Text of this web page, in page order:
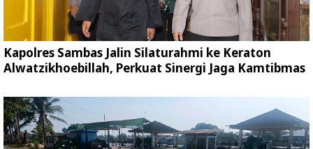
Kapolres Sambas Jalin Silaturahmi ke Keraton
Alwatzikhoebillah, Perkuat Sinergi Jaga Kamtibmas